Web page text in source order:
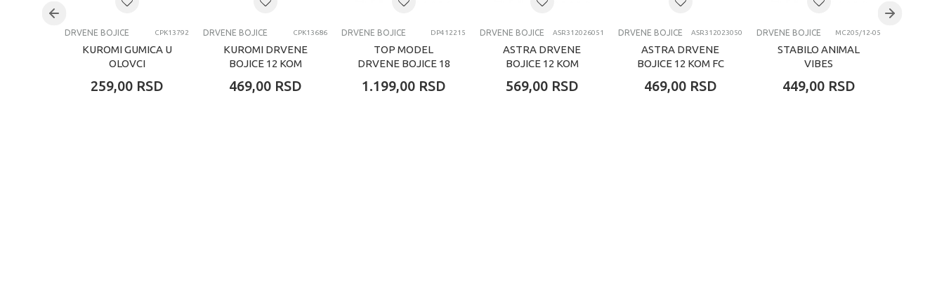
DRVENE BOJICE CPK13792
KUROMI GUMICA U
OLOVCI
259,00 RSD
DRVENE BOJICE CPK13686
KUROMI DRVENE
BOJICE 12 KOM
469,00 RSD
DRVENE BOJICE DP412215
TOP MODEL
DRVENE BOJICE 18
1.199,00 RSD
DRVENE BOJICE ASR312026051
ASTRA DRVENE
BOJICE 12 KOM
569,00 RSD
DRVENE BOJICE ASR312023050
ASTRA DRVENE
BOJICE 12 KOM FC
469,00 RSD
DRVENE BOJICE MC205/12-05
STABILO ANIMAL
VIBES
KRATKA DRVENA
449,00 RSD